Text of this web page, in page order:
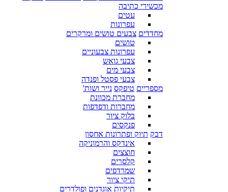
מכשירי כתיבה
עטים
עפרונות
מחדדים צבעים טושים ומרקרים
טושים
עפרונות צבעוניים
צבעי גואש
צבעי מים
צבעי פסטל ופנדה
מספריים טיפקס נייר ושות'
מחברת מכוונת
מחברות ודפדפות
בלוק ציור
פנקסים
דבק תיוק ופתרונות אחסון
אינדקס והרמוניקה
חוצצים
קלסרים
שמרדפים
תיקי ציור
תיקיות אוגדנים ופולדרים